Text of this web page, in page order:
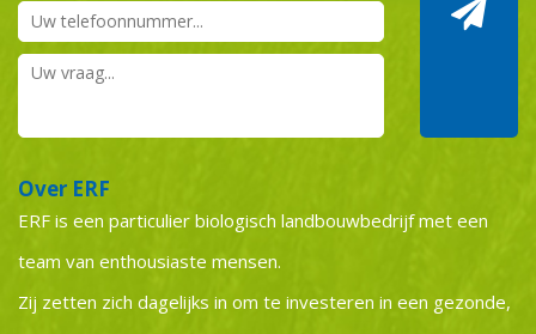
Over ERF
ERF is een particulier biologisch landbouwbedrijf met een
team van enthousiaste mensen.
Zij zetten zich dagelijks in om te investeren in een gezonde,